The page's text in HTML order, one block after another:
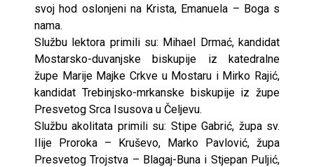
svoj hod oslonjeni na Krista, Emanuela – Boga s
nama.
Službu lektora primili su: Mihael Drmać, kandidat
Mostarsko-duvanjske biskupije iz katedralne
župe Marije Majke Crkve u Mostaru i Mirko Rajić,
kandidat Trebinjsko-mrkanske biskupije iz župe
Presvetog Srca Isusova u Čeljevu.
Službu akolitata primili su: Stipe Gabrić, župa sv.
Ilije Proroka – Kruševo, Marko Pavlović, župa
Presvetog Trojstva – Blagaj-Buna i Stjepan Puljić,